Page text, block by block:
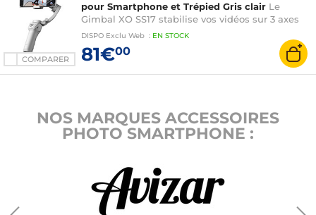
COMPARER
pour Smartphone et Trépied Gris clair Le
Gimbal XO SS17 stabilise vos vidéos sur 3 axes
pour des images plus fluides à main levée
DISPO Exclu Web : EN STOCK
81€00
NOS MARQUES ACCESSOIRES
PHOTO SMARTPHONE :